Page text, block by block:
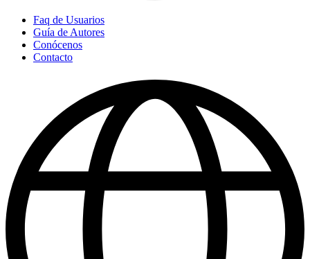
Faq de Usuarios
Guía de Autores
Conócenos
Contacto